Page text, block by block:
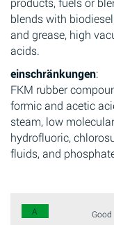
blends with
and grease, high
acids.
einschränkungen:
FKM rubber
formic and acetic
steam, low
hydrofluoric,
fluids, and
A Good